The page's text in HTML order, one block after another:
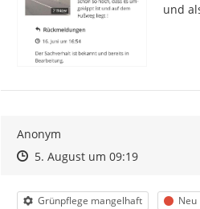
und
Anonym
Zeitpunkt des Erstellens
Zeitpunkt des Erstellens
5. August um 09:19Zur
Kategorie
Grünpflege mangelhaft Status
Neu